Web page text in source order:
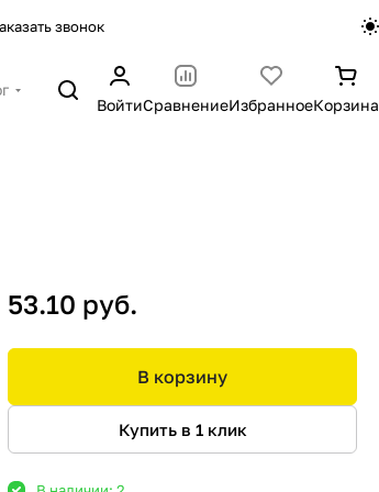
звонок
ВойтиСравнениеИзбранноеКорзина
53.10 руб.
В корзину
Купить в 1 клик